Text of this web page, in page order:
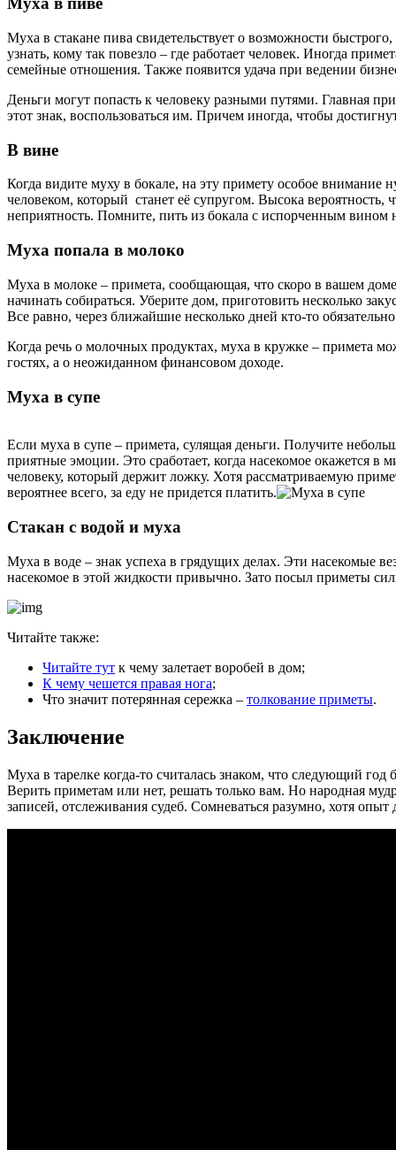
Муха в стакане пива свидетельствует о возможности
узнать, кому так повезло – где работает человек. Иногда
семейные отношения. Также появится удача при ведении
Деньги могут попасть к человеку разными путями. Главная
этот знак, воспользоваться им. Причем иногда, чтобы
В вине
Когда видите муху в бокале, на эту примету особое
человеком, который станет её супругом. Высока вероятность,
неприятность. Помните, пить из бокала с испорченным вином
Муха попала в молоко
Муха в молоке – примета, сообщающая, что скоро в вашем
начинать собираться. Уберите дом, приготовить несколько
Все равно, через ближайшие несколько дней кто-то
Когда речь о молочных продуктах, муха в кружке – примета
гостях, а о неожиданном финансовом доходе.
Муха в супе
Если муха в супе – примета, сулящая деньги. Получите
приятные эмоции. Это сработает, когда насекомое окажется
человеку, который держит ложку. Хотя рассматриваемую
вероятнее всего, за еду не придется платить.
Стакан с водой и муха
Муха в воде – знак успеха в грядущих делах. Эти насекомые
насекомое в этой жидкости привычно. Зато посыл приметы
Читайте также:
Читайте тут к чему залетает воробей в дом;
К чему чешется правая нога;
Что значит потерянная сережка – толкование приметы.
Заключение
Муха в тарелке когда-то считалась знаком, что следующий
Верить приметам или нет, решать только вам. Но народная
записей, отслеживания судеб. Сомневаться разумно, хотя